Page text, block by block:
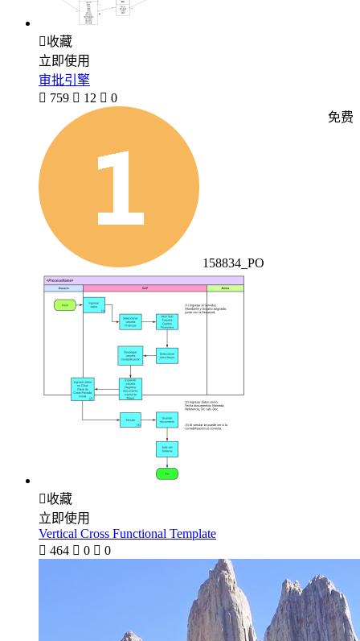
收藏
立即使用
审批引擎
 759  12  0
158834_PO
免费
收藏
立即使用
Vertical Cross Functional Template
 464  0  0